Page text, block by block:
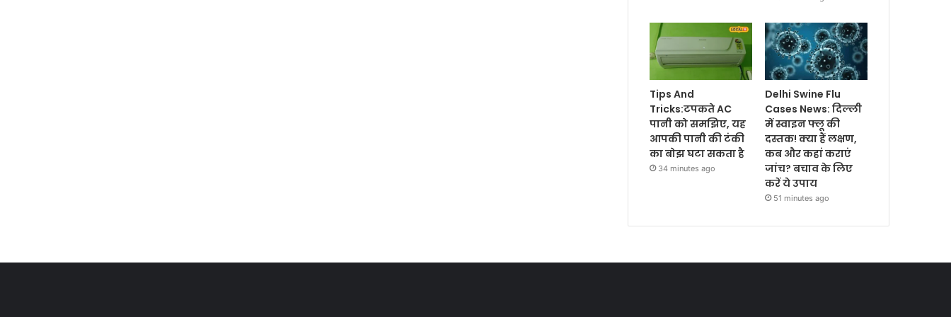
Tips And
Tricks:टपकते AC
पानी को समझिए, यह
आपकी पानी की टंकी
का बोझ घटा सकता है
34 minutes ago
Delhi Swine Flu
Cases News: दिल्ली
में स्वाइन फ्लू की
दस्तक! क्या हैं लक्षण,
कब और कहां कराएं
जांच? बचाव के लिए
करें ये उपाय
51 minutes ago